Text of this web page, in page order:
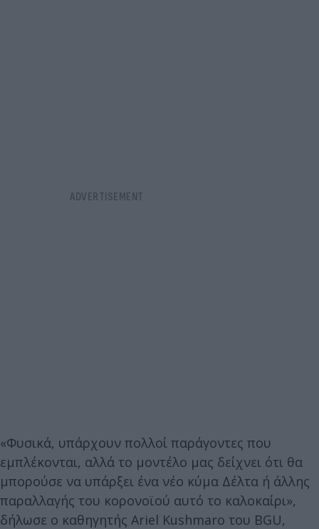
«Φυσικά, υπάρχουν πολλοί παράγοντες που
εμπλέκονται, αλλά το μοντέλο μας δείχνει ότι θα
μπορούσε να υπάρξει ένα νέο κύμα Δέλτα ή άλλης
παραλλαγής του κορονοϊού αυτό το καλοκαίρι»,
δήλωσε ο καθηγητής Ariel Kushmaro του BGU,